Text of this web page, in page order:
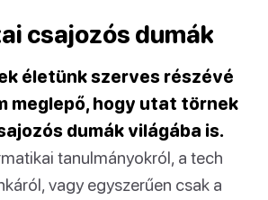
csajozós dumák
életünk szerves részévé
meglepő, hogy utat törnek
dumák világába is.
tanulmányokról, a tech
vagy egyszerűen csak a